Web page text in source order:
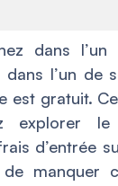
dans
l’un de
est gratuit.
explorer
d’entrée
manquer